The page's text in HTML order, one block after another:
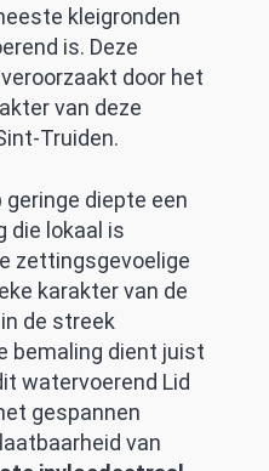
kleigronden
is. Deze
door het
van deze
Truiden.
geringe diepte een
die lokaal is
zettingsgevoelige
karakter van de
in de streek
bemaling dient juist
watervoerend Lid
gespannen
van